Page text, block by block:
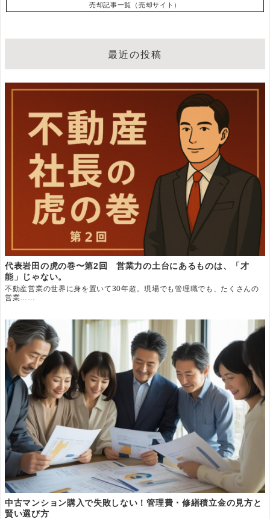
売却記事一覧（売却サイト）
最近の投稿
代表岩田の虎の巻〜第2回 営業力の土台にあるものは、「才
能」じゃない。
不動産営業の世界に身を置いて30年超。現場でも管理職でも、たくさんの
営業……
中古マンション購入で失敗しない！管理費・修繕積立金の見方と
賢い選び方